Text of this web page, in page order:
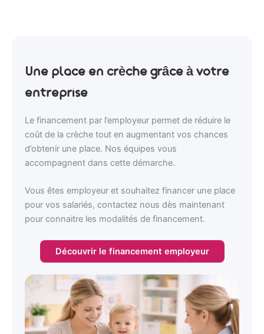
Une place en crèche grâce à votre
entreprise
Le financement par l’employeur permet de réduire le
coût de la crèche tout en augmentant vos chances
d’obtenir une place. Nos équipes vous
accompagnent dans cette démarche.
Vous êtes employeur et souhaitez financer une place
pour vos salariés, contactez nous dès maintenant
pour connaitre les modalités de financement.
Découvrir le financement employeur